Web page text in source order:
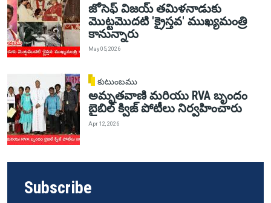
జోసెఫ్ విజయ్ తమిళనాడుకు
మొట్టమొదటి 'క్రైస్తవ' ముఖ్యమంత్రి
కానున్నారు
May 05, 2026
కుటుంబము
అమృతవాణి మరియు RVA బృందం
బైబిల్ క్విజ్ పోటీలు నిర్వహించారు
Apr 12, 2026
Subscribe